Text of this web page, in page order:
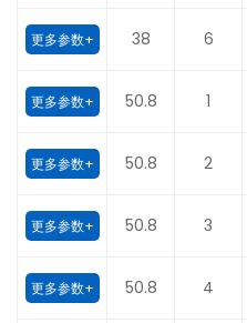
更多参数+ 38 6
更多参数+ 50.8 1
更多参数+ 50.8 2
更多参数+ 50.8 3
更多参数+ 50.8 4